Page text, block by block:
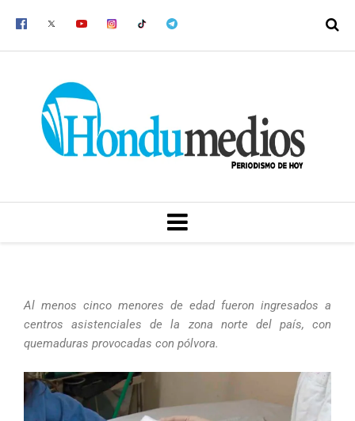
MENU
Al menos cinco menores de edad fueron ingresados a
centros asistenciales de la zona norte del país, con
quemaduras provocadas con pólvora.